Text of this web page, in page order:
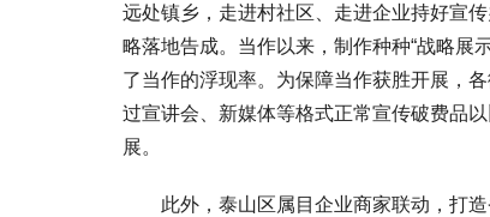
远处镇乡，走进村社区、走进企业持好宣
略落地告成。当作以来，制作种种“战略展
了当作的浮现率。为保障当作获胜开展，
过宣讲会、新媒体等格式正常宣传破费品
展。
此外，泰山区属目企业商家联动，打造